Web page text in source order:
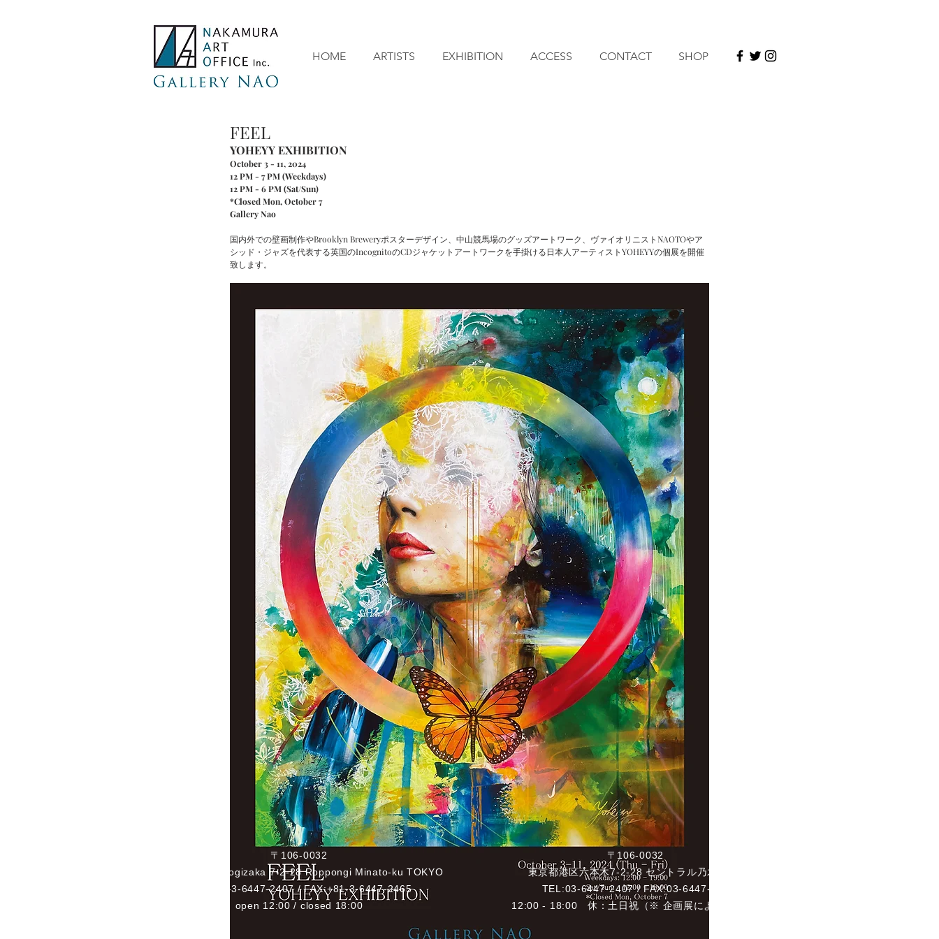
HOME ARTISTS EXHIBITION ACCESS CONTACT SHOP
FEEL
YOHEYY EXHIBITION
October 3 - 11, 2024
12 PM - 7 PM (Weekdays)
12 PM - 6 PM (Sat/Sun)
*Closed Mon, October 7
Gallery Nao
国内外での壁画制作やBrooklyn Breweryポスターデザイン、中山競馬場のグッズアートワーク、ヴァイオリニストNAOTOやア
シッド・ジャズを代表する英国のIncognitoのCDジャケットアートワークを手掛ける日本人アーティストYOHEYYの個展を開催
致します。
〒106-0032
東京都港区六本木7-2-28 セントラル乃木坂 101
TEL:03-6447-2407/ FAX:03-6447-2465
12:00 - 18:00 休：土日祝（※ 企画展により変更有）
〒106-0032
#101 Central Nogizaka 7-2-28 Roppongi Minato-ku TOKYO
TEL:+81-3-6447-2407 / FAX:+81-3-6447-2465
open 12:00 / closed 18:00